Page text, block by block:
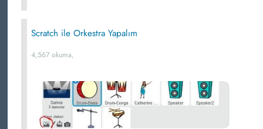
Scratch ile Orkestra Yapalım
4,567 okuma,